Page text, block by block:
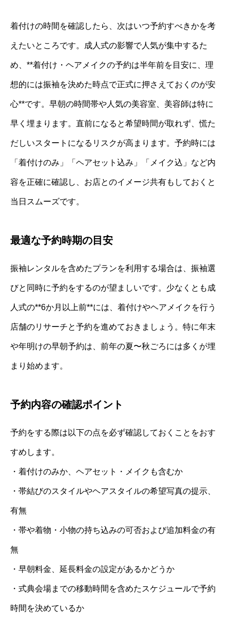
着付けの時間を確認したら、次はいつ予約すべきかを考
えたいところです。成人式の影響で人気が集中するた
め、**着付け・ヘアメイクの予約は半年前を目安に、理
想的には振袖を決めた時点で正式に押さえておくのが安
心**です。早朝の時間帯や人気の美容室、美容師は特に
早く埋まります。直前になると希望時間が取れず、慌た
だしいスタートになるリスクが高まります。予約時には
「着付けのみ」「ヘアセット込み」「メイク込」など内
容を正確に確認し、お店とのイメージ共有もしておくと
当日スムーズです。
最適な予約時期の目安
振袖レンタルを含めたプランを利用する場合は、振袖選
びと同時に予約をするのが望ましいです。少なくとも成
人式の**6か月以上前**には、着付けやヘアメイクを行う
店舗のリサーチと予約を進めておきましょう。特に年末
や年明けの早朝予約は、前年の夏〜秋ごろには多くが埋
まり始めます。
予約内容の確認ポイント
予約をする際は以下の点を必ず確認しておくことをおす
すめします。
・着付けのみか、ヘアセット・メイクも含むか
・帯結びのスタイルやヘアスタイルの希望写真の提示、
有無
・帯や着物・小物の持ち込みの可否および追加料金の有
無
・早朝料金、延長料金の設定があるかどうか
・式典会場までの移動時間を含めたスケジュールで予約
時間を決めているか